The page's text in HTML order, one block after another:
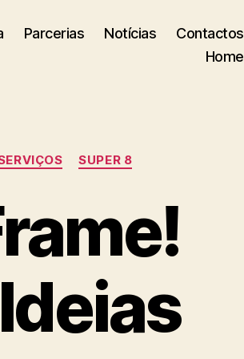
Parcerias Notícias
Contactos
Home
SUPER 8